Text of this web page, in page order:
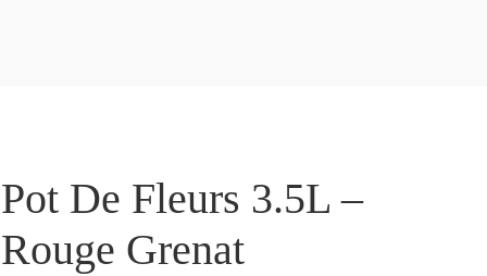
Pot De Fleurs 3.5L –
Rouge Grenat